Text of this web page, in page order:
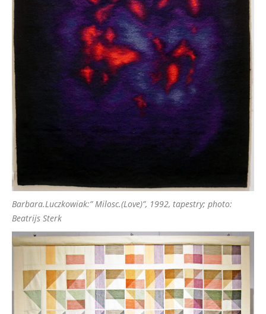
Barbara.Luczkowiak:” Milosc.(Love)”, 1992, tapestry; photo:
Beatrijs Sterk